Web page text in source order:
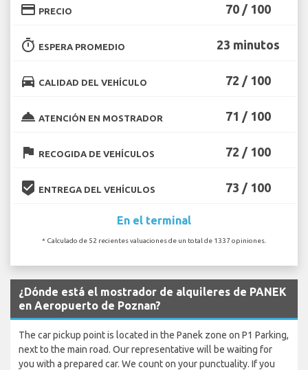
credit_card PRECIO 70 / 100
timer ESPERA PROMEDIO 23 minutos
directions_car CALIDAD DEL VEHÍCULO 72 / 100
room_service ATENCIÓN EN MOSTRADOR 71 / 100
flag RECOGIDA DE VEHÍCULOS 72 / 100
beenhere ENTREGA DEL VEHÍCULOS 73 / 100
En el terminal
* Calculado de 52 recientes valuaciones de un total de 1337 opiniones.
¿Dónde está el mostrador de alquileres de PANEK
en Aeropuerto de Poznan?
The car pickup point is located in the Panek zone on P1 Parking,
next to the main road. Our representative will be waiting for
you with a prepared car. We count on your punctuality. If you